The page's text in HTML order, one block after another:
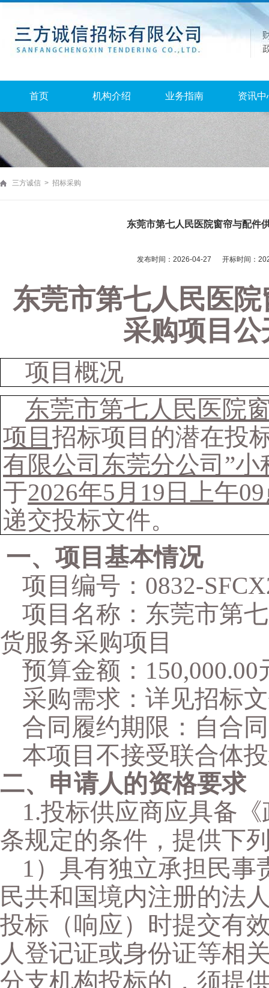
首页 机构介绍 业务指南 资讯中
三方诚信 > 招标采购
东莞市第七人民医院窗帘与配件
发布时间：2026-04-27 开标时间：
东莞市第七人民医
采购项目公
项目概况
东莞市第七人民医院
项目 招标项目的潜在投
有限公司东莞分公司”小
于2026年5 月 19 日上午09
递交投标文件。
一、项目基本情况
项目编号： 0832-
项目名称： 东莞市第
货服务采购项目
预算金额： 150,000.00
采购需求： 详见招标
合同履约期限 ：自合
本项目 不接受联合体
二、申请人的资格要求
1.投标供应商应具备
条规定的条件，提供下
1）具有独立承担民事
民共和国境内注册的法
投标（响应）时提交有
人登记证或身份证等相
分支机构投标的，须提